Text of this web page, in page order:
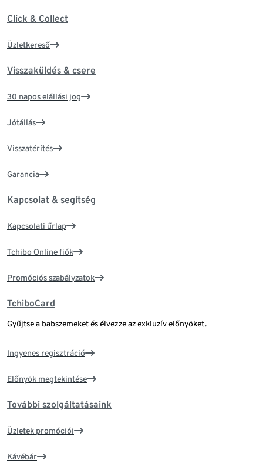
Click & Collect
Üzletkereső
Visszaküldés & csere
30 napos elállási jog
Jótállás
Visszatérítés
Garancia
Kapcsolat & segítség
Kapcsolati űrlap
Tchibo Online fiók
Promóciós szabályzatok
TchiboCard
Gyűjtse a babszemeket és élvezze az exkluzív előnyöket.
Ingyenes regisztráció
Előnyök megtekintése
További szolgáltatásaink
Üzletek promóciói
Kávébár